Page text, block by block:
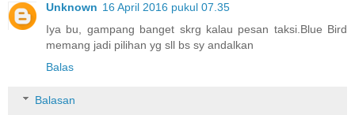
Unknown 16 April 2016 pukul 07.35
Iya bu, gampang banget skrg kalau pesan taksi.Blue Bird
memang jadi pilihan yg sll bs sy andalkan
Balas
Balasan